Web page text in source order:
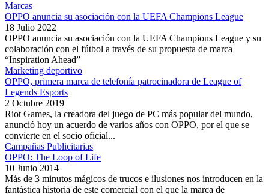
Marcas
OPPO anuncia su asociación con la UEFA Champions League
18 Julio 2022
OPPO anuncia su asociación con la UEFA Champions League y su
colaboración con el fútbol a través de su propuesta de marca
“Inspiration Ahead”
Marketing deportivo
OPPO, primera marca de telefonía patrocinadora de League of
Legends Esports
2 Octubre 2019
Riot Games, la creadora del juego de PC más popular del mundo,
anunció hoy un acuerdo de varios años con OPPO, por el que se
convierte en el socio oficial...
Campañas Publicitarias
OPPO: The Loop of Life
10 Junio 2014
Más de 3 minutos mágicos de trucos e ilusiones nos introducen en la
fantástica historia de este comercial con el que la marca de